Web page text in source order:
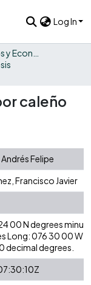
Log In
caleño
Felipe
Francisco Javier
00 N degrees
Long: 076 30 00 W
degrees.